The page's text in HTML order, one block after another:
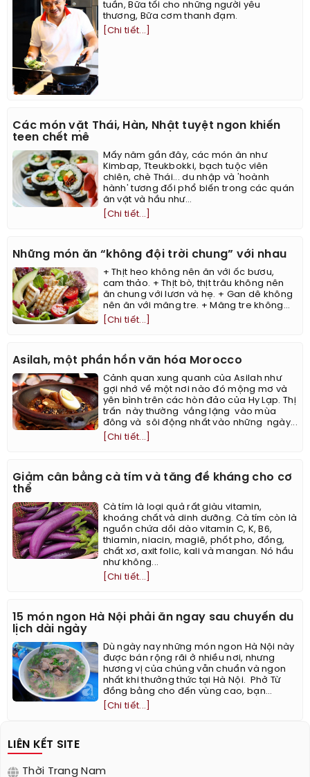
tuần, Bữa tối cho những người yêu
thương, Bữa cơm thanh đạm.
[Chi tiết...]
Các món vặt Thái, Hàn, Nhật tuyệt ngon khiến
teen chết mê
Mấy năm gần đây, các món ăn như
Kimbap, Tteukbokki, bạch tuộc viên
chiên, chè Thái... du nhập và 'hoành
hành' tương đối phổ biến trong các quán
ăn vặt và hầu như...
[Chi tiết...]
Những món ăn “không đội trời chung” với nhau
+ Thịt heo không nên ăn với ốc bươu,
cam thảo. + Thịt bò, thịt trâu không nên
ăn chung với lươn và hẹ. + Gan dê không
nên ăn với măng tre. + Măng tre không...
[Chi tiết...]
Asilah, một phần hồn văn hóa Morocco
Cảnh quan xung quanh của Asilah như
gợi nhớ về một nơi nào đó mộng mơ và
yên bình trên các hòn đảo của Hy Lạp. Thị
trấn này thường vắng lặng vào mùa
đông và sôi động nhất vào những ngày...
[Chi tiết...]
Giảm cân bằng cà tím và tăng đề kháng cho cơ
thể
Cà tím là loại quả rất giàu vitamin,
khoáng chất và dinh dưỡng. Cà tím còn là
nguồn chứa dồi dào vitamin C, K, B6,
thiamin, niacin, magiê, phốt pho, đồng,
chất xơ, axit folic, kali và mangan. Nó hầu
như không...
[Chi tiết...]
15 món ngon Hà Nội phải ăn ngay sau chuyến du
lịch dài ngày
Dù ngày nay những món ngon Hà Nội này
được bán rộng rãi ở nhiều nơi, nhưng
hương vị của chúng vẫn chuẩn và ngon
nhất khi thưởng thức tại Hà Nội. ​ Phở Từ
đồng bằng cho đến vùng cao, bạn...
[Chi tiết...]
LIÊN KẾT SITE
Thời Trang Nam